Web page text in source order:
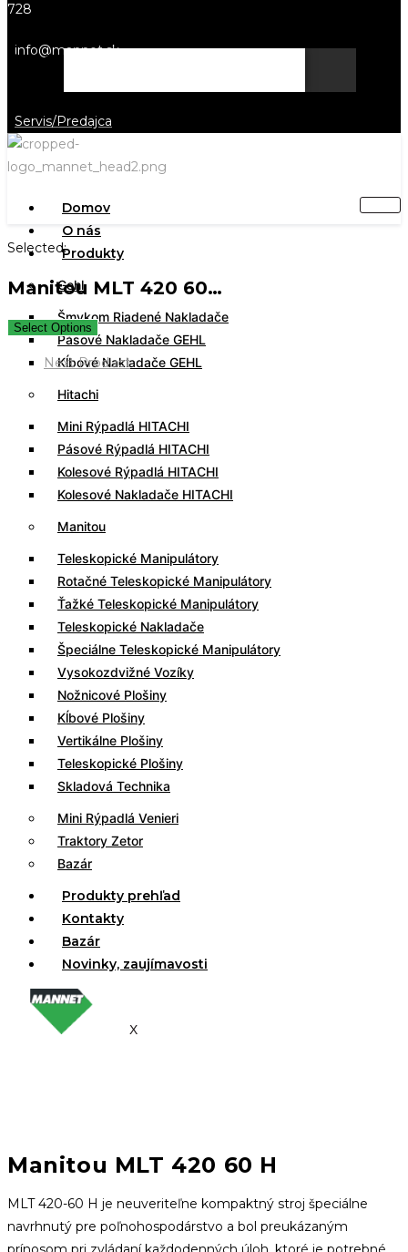
728
info@mannet.sk
Vyhľadať
Servis/Predajca
Domov
O nás
Produkty
Gehl
Šmykom Riadené Nakladače
Pásové Nakladače GEHL
Kĺbové Nakladače GEHL
Hitachi
Mini Rýpadlá HITACHI
Pásové Rýpadlá HITACHI
Kolesové Rýpadlá HITACHI
Kolesové Nakladače HITACHI
Manitou
Teleskopické Manipulátory
Rotačné Teleskopické Manipulátory
Ťažké Teleskopické Manipulátory
Teleskopické Nakladače
Špeciálne Teleskopické Manipulátory
Vysokozdvižné Vozíky
Nožnicové Plošiny
Kĺbové Plošiny
Vertikálne Plošiny
Teleskopické Plošiny
Skladová Technika
Mini Rýpadlá Venieri
Traktory Zetor
Bazár
Produkty prehľad
Kontakty
Bazár
Novinky, zaujímavosti
X
Selected:
Manitou MLT 420 60…
Select Options
Next Product
Manitou MLT 420 60 H
MLT 420-60 H je neuveriteľne kompaktný stroj špeciálne
navrhnutý pre poľnohospodárstvo a bol preukázaným